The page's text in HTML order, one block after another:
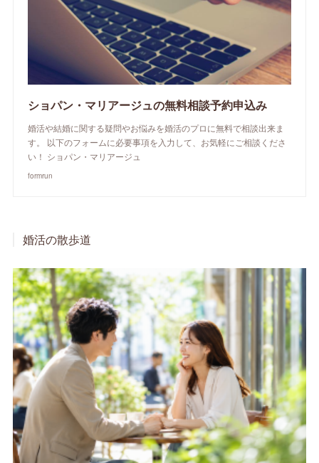
ショパン・マリアージュの無料相談予約申込み
婚活や結婚に関する疑問やお悩みを婚活のプロに無料で相談出来ま
す。 以下のフォームに必要事項を入力して、お気軽にご相談くださ
い！ ショパン・マリアージュ
formrun
婚活の散歩道